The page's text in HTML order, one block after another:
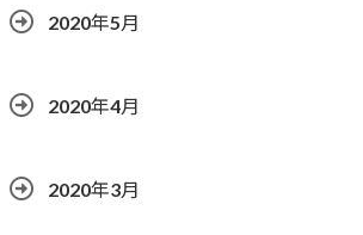
2020年5月
2020年4月
2020年3月